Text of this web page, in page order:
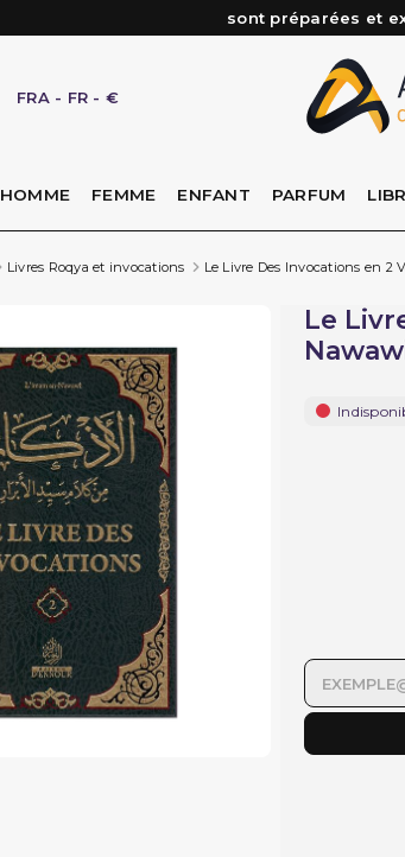
Besoin d'aide ?
Les Commandes
FRA - FR - €
HOMME FEMME ENFANT PARFUM
Livres Roqya et invocations Le Livre Des Invocations en
Le